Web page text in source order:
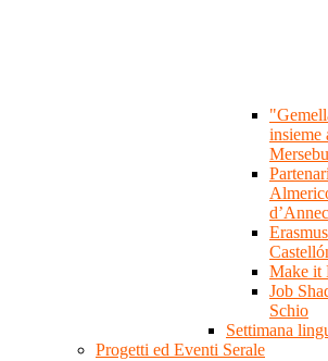
insieme
Make it
Job
Schio
Settimana
Progetti ed Eventi Serale